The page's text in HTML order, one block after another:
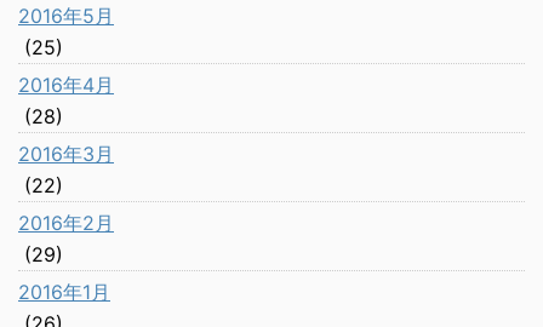
2016年5月
(25)
2016年4月
(28)
2016年3月
(22)
2016年2月
(29)
2016年1月